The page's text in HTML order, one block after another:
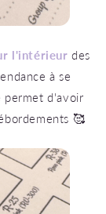
l'intérieur des
à se
permet d'avoir
🥰